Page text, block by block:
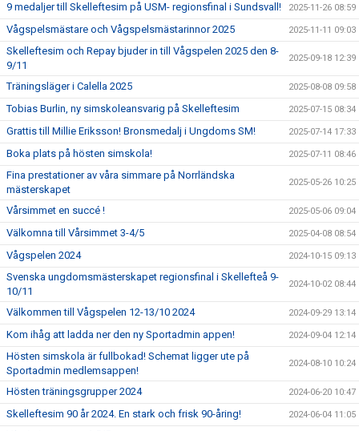
9 medaljer till Skelleftesim på USM- regionsfinal i Sundsvall! 2025-11-26 08:59
Vågspelsmästare och Vågspelsmästarinnor 2025 2025-11-11 09:03
Skelleftesim och Repay bjuder in till Vågspelen 2025 den 8-
9/11
2025-09-18 12:39
Träningsläger i Calella 2025 2025-08-08 09:58
Tobias Burlin, ny simskoleansvarig på Skelleftesim 2025-07-15 08:34
Grattis till Millie Eriksson! Bronsmedalj i Ungdoms SM! 2025-07-14 17:33
Boka plats på hösten simskola! 2025-07-11 08:46
Fina prestationer av våra simmare på Norrländska
mästerskapet
2025-05-26 10:25
Vårsimmet en succé ! 2025-05-06 09:04
Välkomna till Vårsimmet 3-4/5 2025-04-08 08:54
Vågspelen 2024 2024-10-15 09:13
Svenska ungdomsmästerskapet regionsfinal i Skellefteå 9-
10/11
2024-10-02 08:44
Välkommen till Vågspelen 12-13/10 2024 2024-09-29 13:14
Kom ihåg att ladda ner den ny Sportadmin appen! 2024-09-04 12:14
Hösten simskola är fullbokad! Schemat ligger ute på
Sportadmin medlemsappen!
2024-08-10 10:24
Hösten träningsgrupper 2024 2024-06-20 10:47
Skelleftesim 90 år 2024. En stark och frisk 90-åring! 2024-06-04 11:05